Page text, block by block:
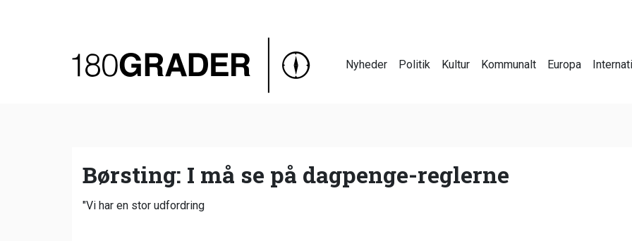
Nyheder Politik Kultur Kommunalt Europa
Børsting: I må se på dagpenge-reglerne
"Vi har en stor udfordring